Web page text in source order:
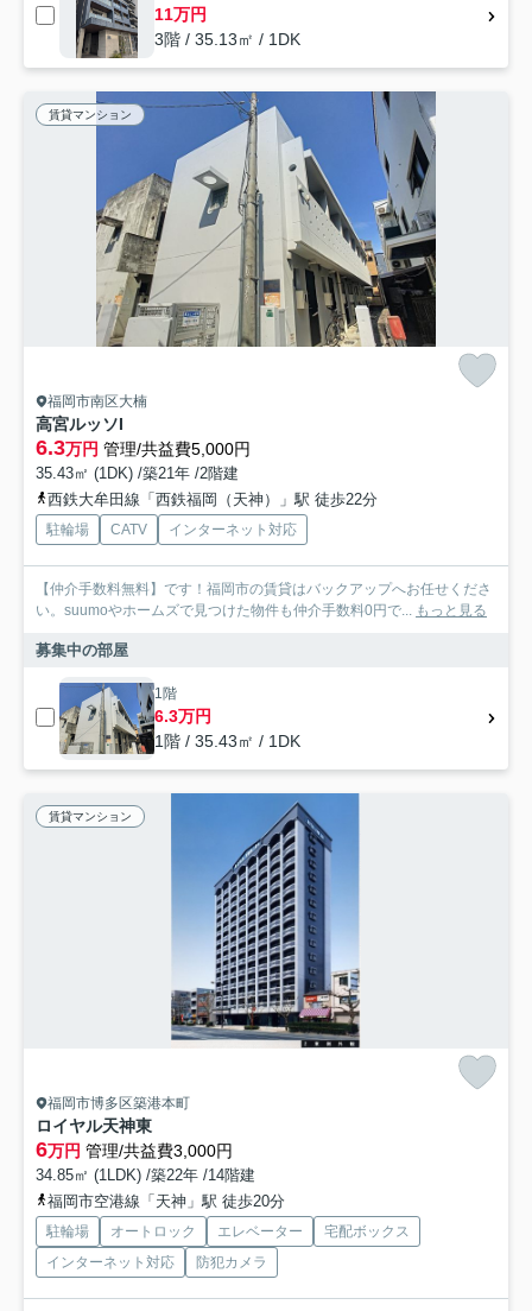
11万円
3階 / 35.13㎡ / 1DK
賃貸マンション
福岡市南区大楠
高宮ルッソI
6.3万円 管理/共益費5,000円
35.43㎡ (1DK) /築21年 /2階建
西鉄大牟田線「西鉄福岡（天神）」駅 徒歩22分
駐輪場 CATV インターネット対応
【仲介手数料無料】です！福岡市の賃貸はバックアップへお任せくださ
い。suumoやホームズで見つけた物件も仲介手数料0円で...
もっと見る
募集中の部屋
1階
6.3万円
1階 / 35.43㎡ / 1DK
賃貸マンション
福岡市博多区築港本町
ロイヤル天神東
6万円 管理/共益費3,000円
34.85㎡ (1LDK) /築22年 /14階建
福岡市空港線「天神」駅 徒歩20分
駐輪場 オートロック エレベーター
宅配ボックス
インターネット対応
防犯カメラ